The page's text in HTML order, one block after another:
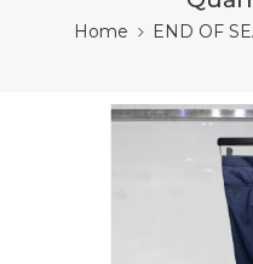
Home END OF